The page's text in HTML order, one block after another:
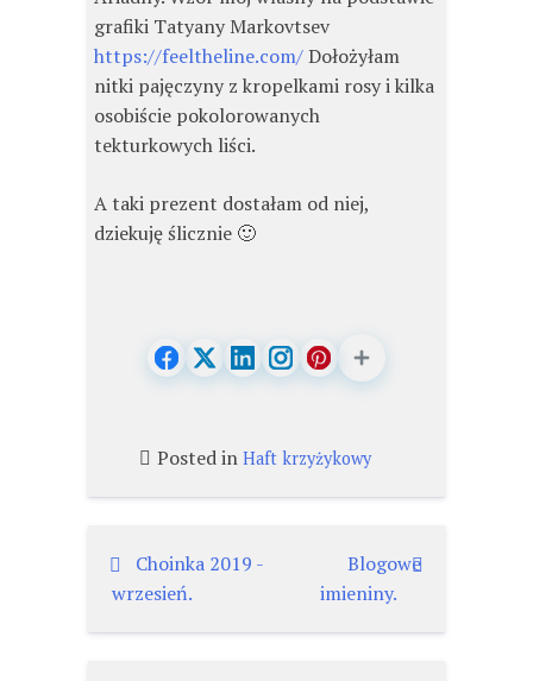
grafiki Tatyany Markovtsev
https://feeltheline.com/Dołożyłam
nitki pajęczyny z kropelkami rosy i kilka
osobiście pokolorowanych
tekturkowych liści.
A taki prezent dostałam od niej,
dziekuję ślicznie 🙂
Posted in Haft krzyżykowy
Nawigacja
wpisu
Choinka 2019 -
wrzesień.
Blogowe
imieniny.